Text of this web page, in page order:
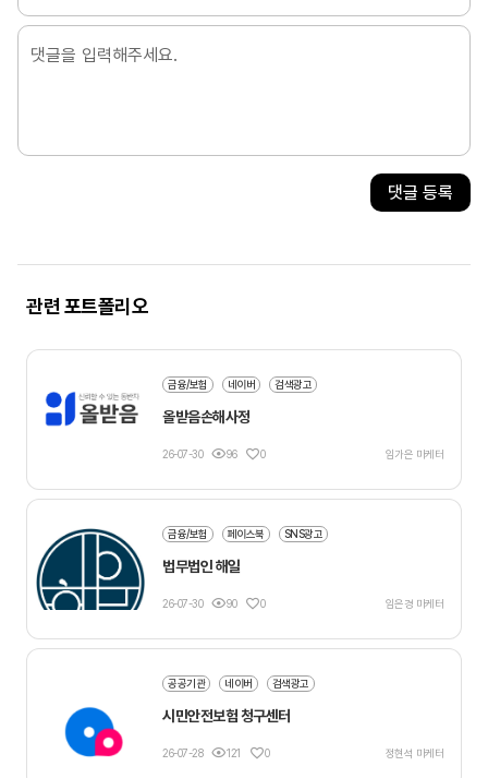
댓글 등록
관련 포트폴리오
금융/보험 네이버 검색광고
올받음손해사정
26-07-30 96 0 임가은 마케터
금융/보험 페이스북 SNS광고
법무법인 해일
26-07-30 90 0 임은경 마케터
공공기관 네이버 검색광고
시민안전보험 청구센터
26-07-28 121 0 정현석 마케터